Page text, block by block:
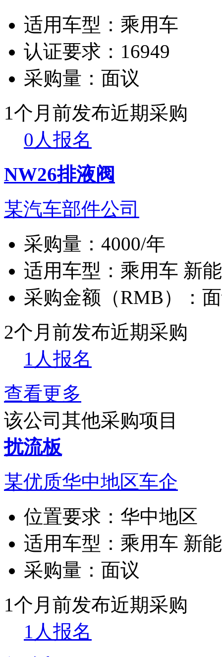
适用车型： 乘用车
认证要求： 16949
采购量： 面议
1个月前发布近期采购
0人报名
NW26排液阀
某汽车部件公司
采购量： 4000/年
适用车型： 乘用车 新
采购金额（RMB）：
2个月前发布近期采购
1人报名
查看更多
该公司其他采购项目
扰流板
某优质华中地区车企
位置要求： 华中地区
适用车型： 乘用车 新
采购量： 面议
1个月前发布近期采购
1人报名